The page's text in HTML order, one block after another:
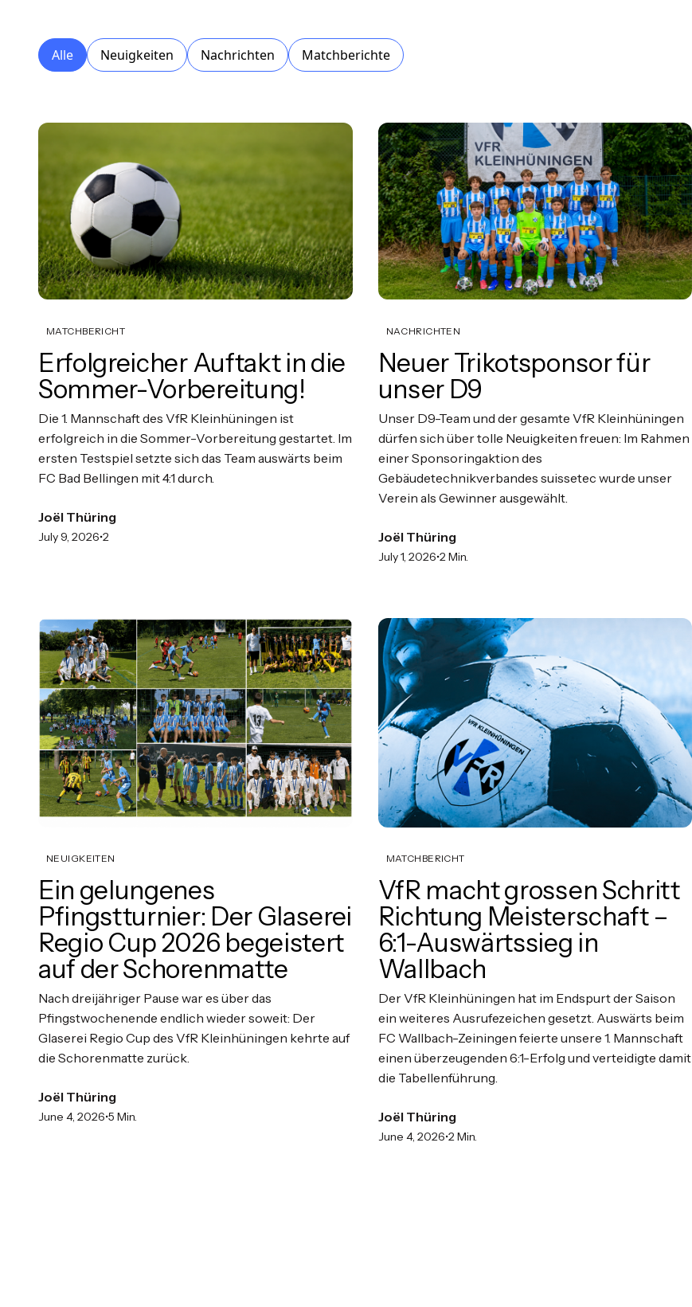
Alle Neuigkeiten Nachrichten Matchberichte
MATCHBERICHT
Erfolgreicher Auftakt in die
Sommer-Vorbereitung!
Die 1. Mannschaft des VfR Kleinhüningen ist
erfolgreich in die Sommer-Vorbereitung gestartet. Im
ersten Testspiel setzte sich das Team auswärts beim
FC Bad Bellingen mit 4:1 durch.
Joël Thüring
July 9, 2026•2
NACHRICHTEN
Neuer Trikotsponsor für
unser D9
Unser D9-Team und der gesamte VfR Kleinhüningen
dürfen sich über tolle Neuigkeiten freuen: Im Rahmen
einer Sponsoringaktion des
Gebäudetechnikverbandes suissetec wurde unser
Verein als Gewinner ausgewählt.
Joël Thüring
July 1, 2026•2 Min.
NEUIGKEITEN
Ein gelungenes
Pfingstturnier: Der Glaserei
Regio Cup 2026 begeistert
auf der Schorenmatte
Nach dreijähriger Pause war es über das
Pfingstwochenende endlich wieder soweit: Der
Glaserei Regio Cup des VfR Kleinhüningen kehrte auf
die Schorenmatte zurück.
Joël Thüring
June 4, 2026•5 Min.
MATCHBERICHT
VfR macht grossen Schritt
Richtung Meisterschaft –
6:1-Auswärtssieg in
Wallbach
Der VfR Kleinhüningen hat im Endspurt der Saison
ein weiteres Ausrufezeichen gesetzt. Auswärts beim
FC Wallbach-Zeiningen feierte unsere 1. Mannschaft
einen überzeugenden 6:1-Erfolg und verteidigte damit
die Tabellenführung.
Joël Thüring
June 4, 2026•2 Min.